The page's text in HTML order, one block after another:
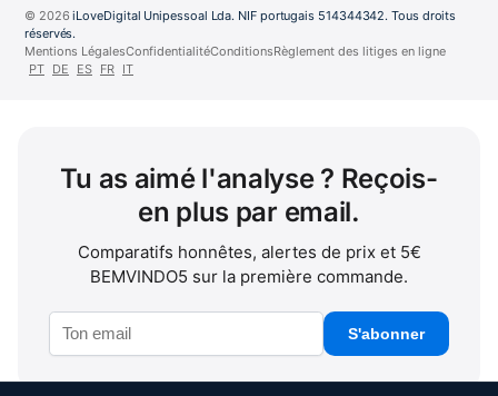
© 2026iLoveDigital Unipessoal Lda. NIF portugais 514344342. Tous droits
réservés.
Mentions LégalesConfidentialitéConditionsRèglement des litiges en ligne
PT DE ES FR IT
Tu as aimé l'analyse ? Reçois-
en plus par email.
Comparatifs honnêtes, alertes de prix et 5€
BEMVINDO5 sur la première commande.
S'abonner